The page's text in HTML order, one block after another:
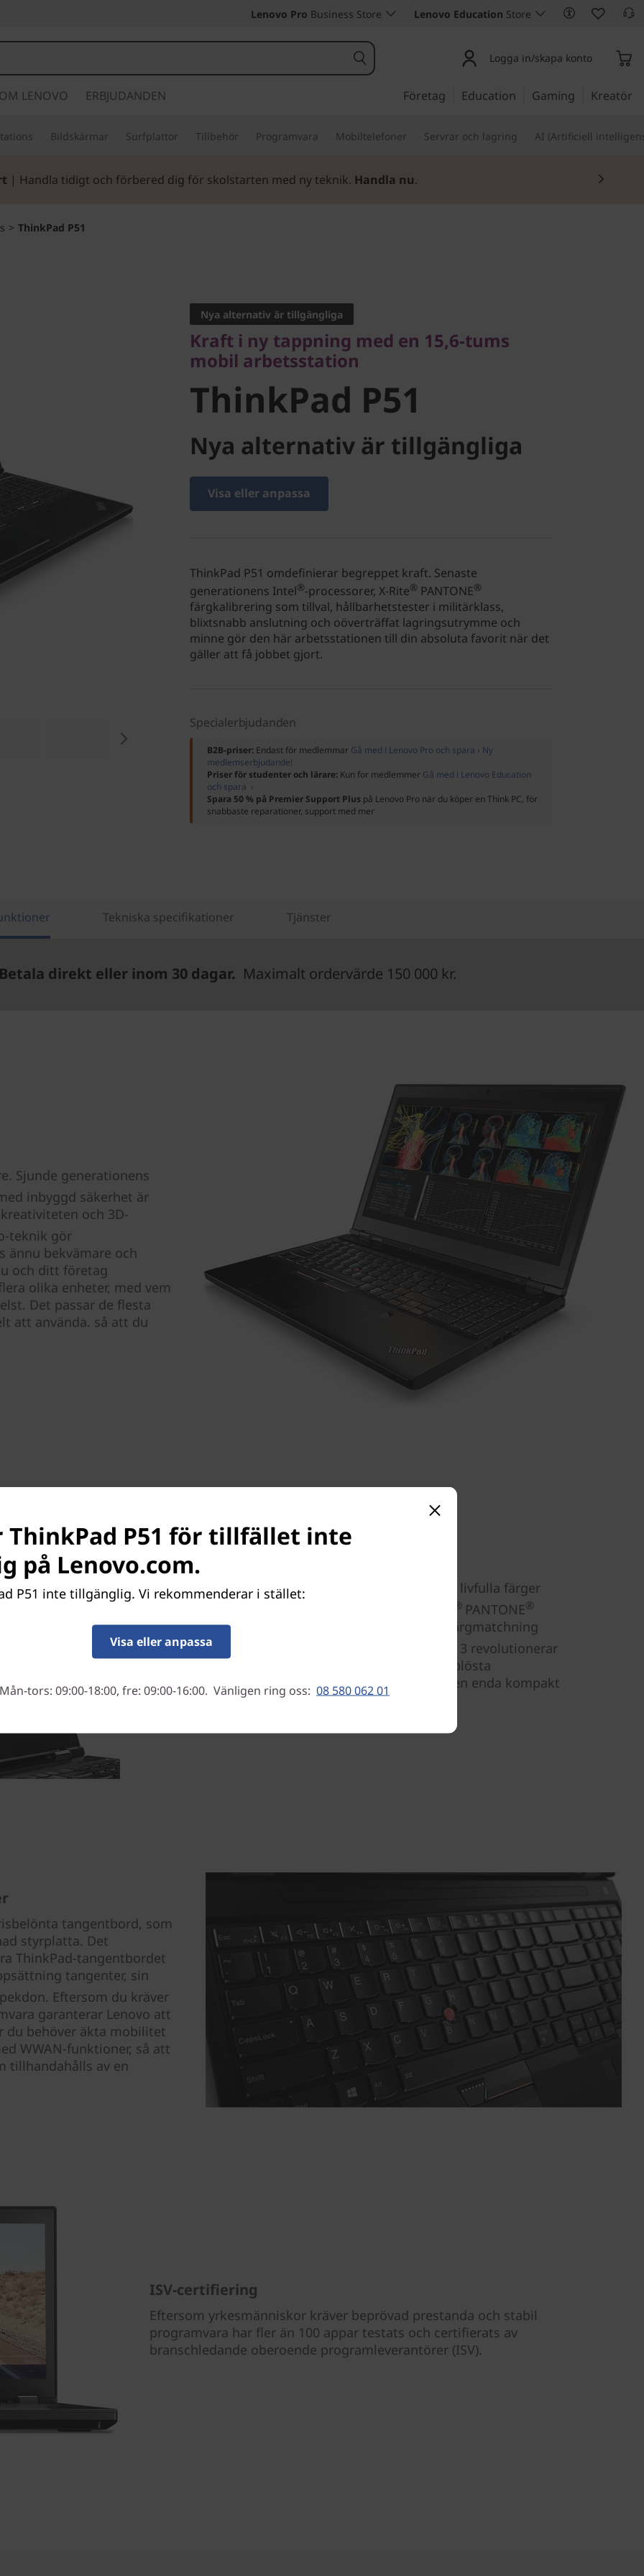
Lenovo Pro Business Store Lenovo Education Store
Logga in/skapa konto
LENOVO ERBJUDANDEN Företag Education Gaming Kreatör
Bildskärmar Surfplattor Tillbehör Programvara Mobiltelefoner Servrar och lagring AI (Artificiell
| Handla tidigt och förbered dig för skolstarten med ny teknik. Handla nu.
> ThinkPad P51
mobil arbetsstation
ThinkPad P51
Nya alternativ är tillgängliga
Kraft i ny tappning med en 15,6-tums
mobil arbetsstation
ThinkPad P51
Nya alternativ är tillgängliga
Visa eller anpassa
ThinkPad P51 omdefinierar begreppet kraft. Senaste
generationens Intel®-processorer, X-Rite® PANTONE®
färgkalibrering som tillval, hållbarhetstester i militärklass,
blixtsnabb anslutning och oöverträffat lagringsutrymme och
minne gör den här arbetsstationen till din absoluta favorit när det
gäller att få jobbet gjort.
Specialerbjudanden
B2B-priser: Endast för medlemmar Gå med i Lenovo Pro och spara › Ny
medlemserbjudande!
Priser för studenter och lärare: Kun for medlemmer Gå med i Lenovo Education
och spara ›
Spara 50 % på Premier Support Plus på Lenovo Pro när du köper en Think PC, för
snabbaste reparationer, support med mer
Tekniska specifikationer Tjänster
direkt eller inom 30 dagar. Maximalt ordervärde 150 000 kr.
Sjunde generationens
inbyggd säkerhet är
och 3D-
teknik gör
bekvämare och
och ditt företag
olika enheter, med vem
Det passar de flesta
att använda. så att du
Enastående bildskärm
Välj en 4K UHD-bildskärm med IPS-teknik som ger livfulla färger
® PANTONE®
färgkalibrering ger högre bildkvalitet, mer exakt färgmatchning
och oförvanskad återgivning. Intel
Thunderbolt™ 3 revolutionerar
anslutningstekniken och har stöd för både högupplösta
bildskärmar och högpresterande dataenheter via en enda kompakt
port.
tangentbord, som
styrplatta. Det
ThinkPad-tangentbordet
tangenter, sin
Eftersom du kräver
garanterar Lenovo att
du behöver äkta mobilitet
WWAN-funktioner, så att
tillhandahålls av en
ISV-certifiering
Eftersom yrkesmänniskor kräver beprövad prestanda och stabil
programvara har fler än 100 appar testats och certifierats av
branschledande oberoende programleverantörer (ISV).
ThinkPad P51 för tillfället inte
på Lenovo.com.
P51 inte tillgänglig. Vi rekommenderar i stället:
Visa eller anpassa
tors: 09:00-18:00, fre: 09:00-16:00. Vänligen ring oss: 08 580 062 01